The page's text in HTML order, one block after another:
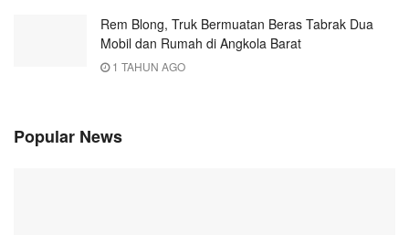
Rem Blong, Truk Bermuatan Beras Tabrak Dua
Mobil dan Rumah di Angkola Barat
1 TAHUN AGO
Popular News